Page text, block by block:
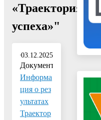
«Траектория
успеха»"
03.12.2025
Документ:
Информа
ция о рез
ультатах
Траектор